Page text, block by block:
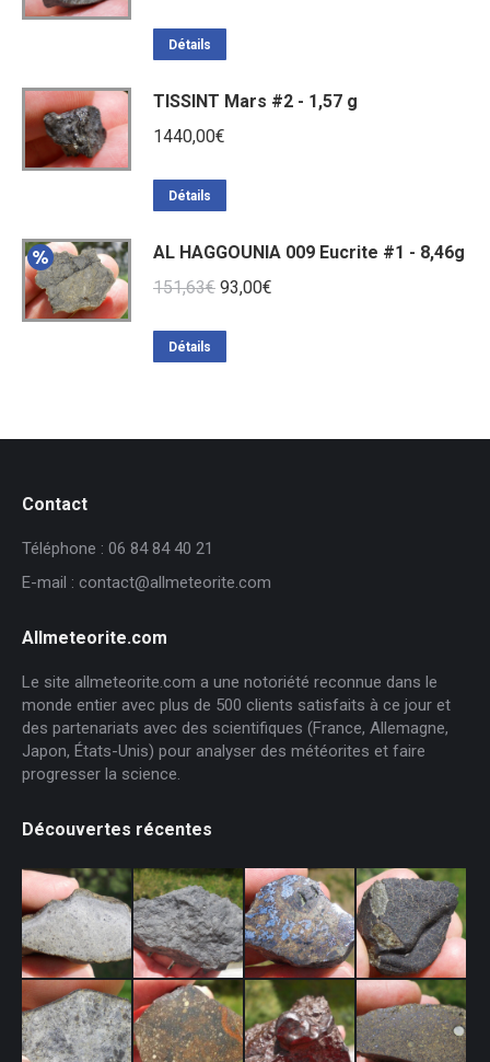
Détails
TISSINT Mars #2 - 1,57 g
1440,00€
Détails
AL HAGGOUNIA 009 Eucrite #1 - 8,46g
151,63€ Le
93,00€
Détails
Contact
Téléphone : 06 84 84 40 21
E-mail : contact@allmeteorite.com
Allmeteorite.com
Le site allmeteorite.com a une notoriété reconnue dans le
monde entier avec plus de 500 clients satisfaits à ce jour et
des partenariats avec des scientifiques (France, Allemagne,
Japon, États-Unis) pour analyser des météorites et faire
progresser la science.
Découvertes récentes